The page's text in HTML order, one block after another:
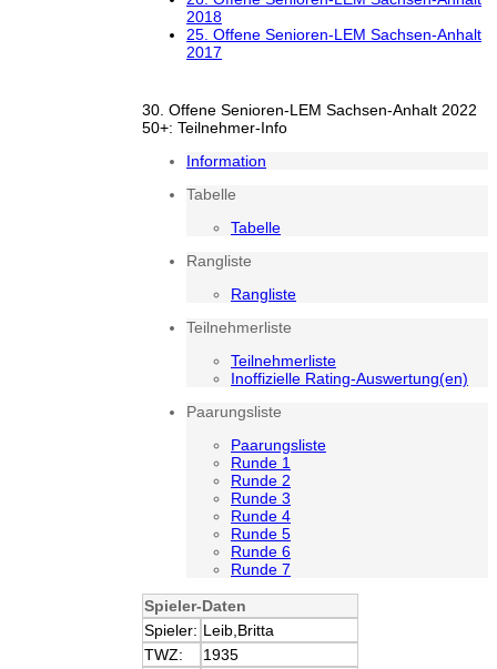
2018
25. Offene Senioren-LEM Sachsen-Anhalt
2017
30. Offene Senioren-LEM Sachsen-Anhalt 2022
50+: Teilnehmer-Info
Information
Tabelle
Tabelle
Rangliste
Rangliste
Teilnehmerliste
Teilnehmerliste
Inoffizielle Rating-Auswertung(en)
Paarungsliste
Paarungsliste
Runde 1
Runde 2
Runde 3
Runde 4
Runde 5
Runde 6
Runde 7
Spieler-Daten
Spieler: Leib,Britta
TWZ:
1935